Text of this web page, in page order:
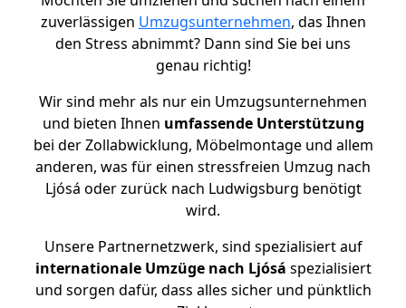
zuverlässigen Umzugsunternehmen, das Ihnen
den Stress abnimmt? Dann sind Sie bei uns
genau richtig!
Wir sind mehr als nur ein Umzugsunternehmen
und bieten Ihnen umfassende Unterstützung
bei der Zollabwicklung, Möbelmontage und allem
anderen, was für einen stressfreien Umzug nach
Ljósá oder zurück nach Ludwigsburg benötigt
wird.
Unsere Partnernetzwerk, sind spezialisiert auf
internationale Umzüge nach Ljósá spezialisiert
und sorgen dafür, dass alles sicher und pünktlich